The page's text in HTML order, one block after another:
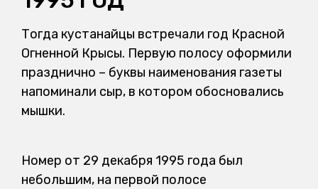
Тогда кустанайцы встречали год Красной
Огненной Крысы. Первую полосу оформили
празднично – буквы наименования газеты
напоминали сыр, в котором обосновались
мышки.
Номер от 29 декабря 1995 года был
небольшим, на первой полосе